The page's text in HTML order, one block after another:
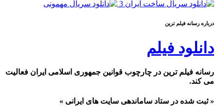
درباره رسانه فيلم ترين
دانلود فیلم
رسانه فیلم ترین در چارچوب قوانین جمهوری اسلامی ایران فعالیت
می کند.
« ثبت شده در ستاد ساماندهی سایت های ایرانی »